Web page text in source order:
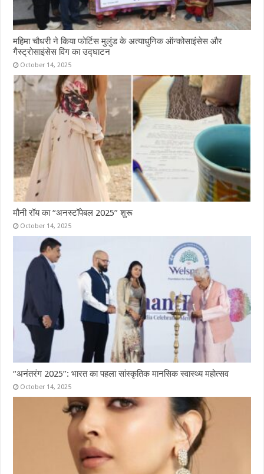
महिमा चौधरी ने किया फोर्टिस मुलुंड के अत्याधुनिक ऑन्कोसाइंसेस और
गैस्ट्रोसाइंसेस विंग का उद्घाटन
October 14, 2025
मौनी रॉय का “अनस्टॉपेबल 2025” शुरू
October 14, 2025
“अनंतरंग 2025”: भारत का पहला सांस्कृतिक मानसिक स्वास्थ्य महोत्सव
October 14, 2025